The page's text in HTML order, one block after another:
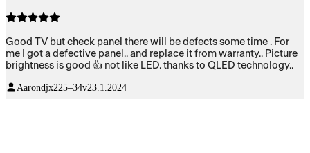
Good TV but check panel there will be defects some time . For
me I got a defective panel.. and replace it from warranty.. Picture
brightness is good 👍 not like LED. thanks to QLED technology..
Aarondjx225–34v23.1.2024